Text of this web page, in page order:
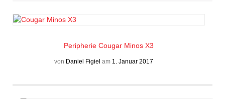
Peripherie Cougar Minos X3
von Daniel Figiel am 1. Januar 2017